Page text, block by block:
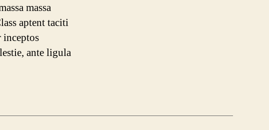
massa
aptent taciti
inceptos
ante ligula